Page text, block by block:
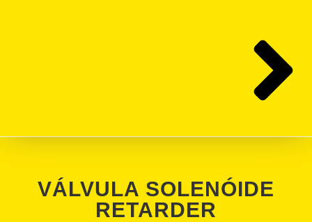
VÁLVULA SOLENÓIDE
RETARDER